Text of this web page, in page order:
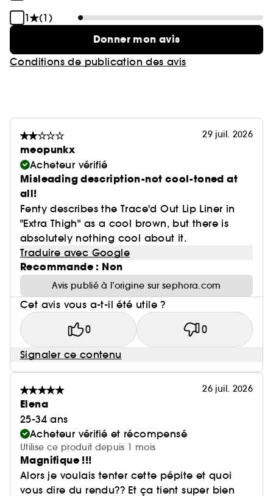
1
(1)
Donner mon avis
Conditions de publication des avis
29 juil. 2026
meopunkx
Acheteur vérifié
Misleading description-not cool-toned at
all!
Fenty describes the Trace'd Out Lip Liner in
"Extra Thigh" as a cool brown, but there is
absolutely nothing cool about it.
Traduire avec Google
Recommande : Non
Avis publié à l’origine sur sephora.com
Cet avis vous a-t-il été utile ?
0 0
Signaler ce contenu
26 juil. 2026
Elena
25-34 ans
Acheteur vérifié et récompensé
Utilise ce produit depuis 1 mois
Magnifique !!!
Alors je voulais tenter cette pépite et quoi
vous dire du rendu?? Et ça tient super bien